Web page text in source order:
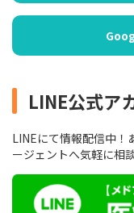
LINE公式ア
LINEにて情報配信中！
ージェントへ気軽に相